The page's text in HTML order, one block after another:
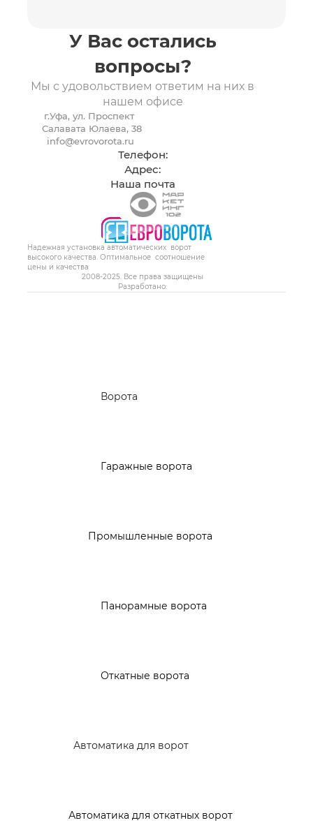
ВЫЗВАТЬ ЗАМЕРЩИКА
Положение
обработку персональных данных.
У Вас остались
вопросы?
Мы с удовольствием ответим на них в
нашем офисе
г.Уфа, ул. Проспект
Салавата Юлаева, 38
info@evrovorota.ru
Телефон:
Адрес:
Наша почта
Надежная установка автоматических ворот
высокого качества. Оптимальное соотношение
цены и качества
2008-2025. Все права защищены
Разработано:
Ворота
Гаражные ворота
Промышленные ворота
Панорамные ворота
Откатные ворота
Автоматика для ворот
Автоматика для откатных ворот